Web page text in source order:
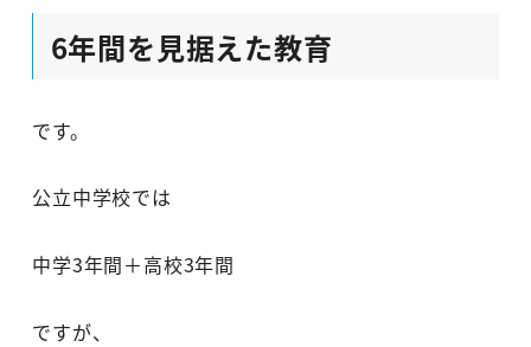
6年間を見据えた教育
です。
公立中学校では
中学3年間＋高校3年間
ですが、